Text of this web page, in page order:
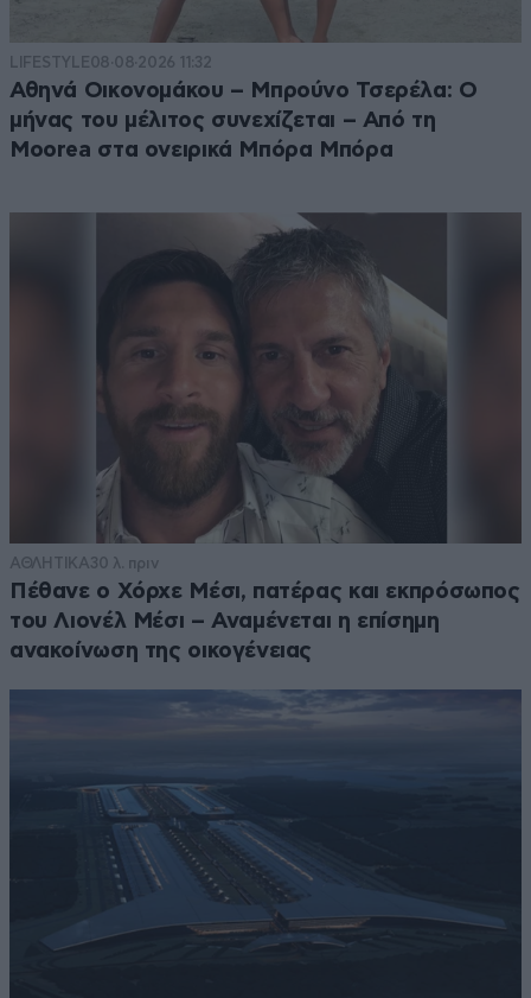
LIFESTYLE08·08·2026 11:32
Αθηνά Οικονομάκου – Μπρούνο Τσερέλα: Ο
μήνας του μέλιτος συνεχίζεται – Από τη
Moorea στα ονειρικά Μπόρα Μπόρα
ΑΘΛΗΤΙΚΑ30 λ. πριν
Πέθανε ο Χόρχε Μέσι, πατέρας και εκπρόσωπος
του Λιονέλ Μέσι – Αναμένεται η επίσημη
ανακοίνωση της οικογένειας